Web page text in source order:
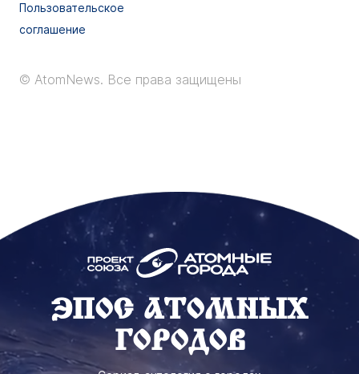
Пользовательское
соглашение
© AtomNews. Все права защищены
ЭПОС АТОМНЫХ
ГОРОДОВ